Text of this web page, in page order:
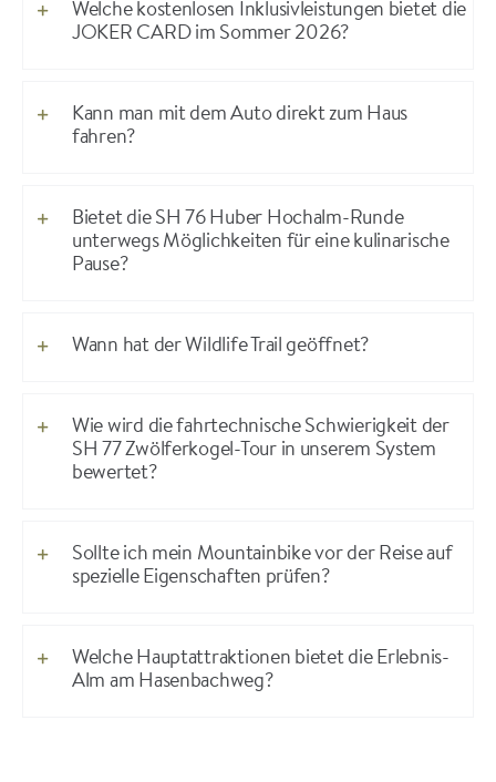
Welche kostenlosen Inklusivleistungen bietet die
JOKER CARD im Sommer 2026?
Kann man mit dem Auto direkt zum Haus
fahren?
Bietet die SH 76 Huber Hochalm-Runde
unterwegs Möglichkeiten für eine kulinarische
Pause?
Wann hat der Wildlife Trail geöffnet?
Wie wird die fahrtechnische Schwierigkeit der
SH 77 Zwölferkogel-Tour in unserem System
bewertet?
Sollte ich mein Mountainbike vor der Reise auf
spezielle Eigenschaften prüfen?
Welche Hauptattraktionen bietet die Erlebnis-
Alm am Hasenbachweg?